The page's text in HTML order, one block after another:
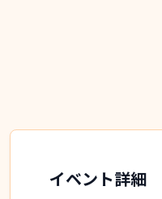
イベント詳細